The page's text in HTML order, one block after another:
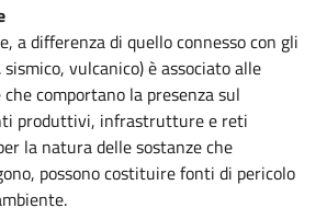
a differenza di quello connesso con gli
vulcanico) è associato alle
comportano la presenza sul
produttivi, infrastrutture e reti
la natura delle sostanze che
possono costituire fonti di pericolo